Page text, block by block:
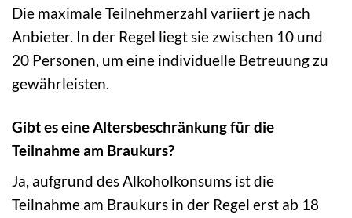
Die maximale Teilnehmerzahl variiert je nach
Anbieter. In der Regel liegt sie zwischen 10 und
20 Personen, um eine individuelle Betreuung zu
gewährleisten.
Gibt es eine Altersbeschränkung für die
Teilnahme am Braukurs?
Ja, aufgrund des Alkoholkonsums ist die
Teilnahme am Braukurs in der Regel erst ab 18